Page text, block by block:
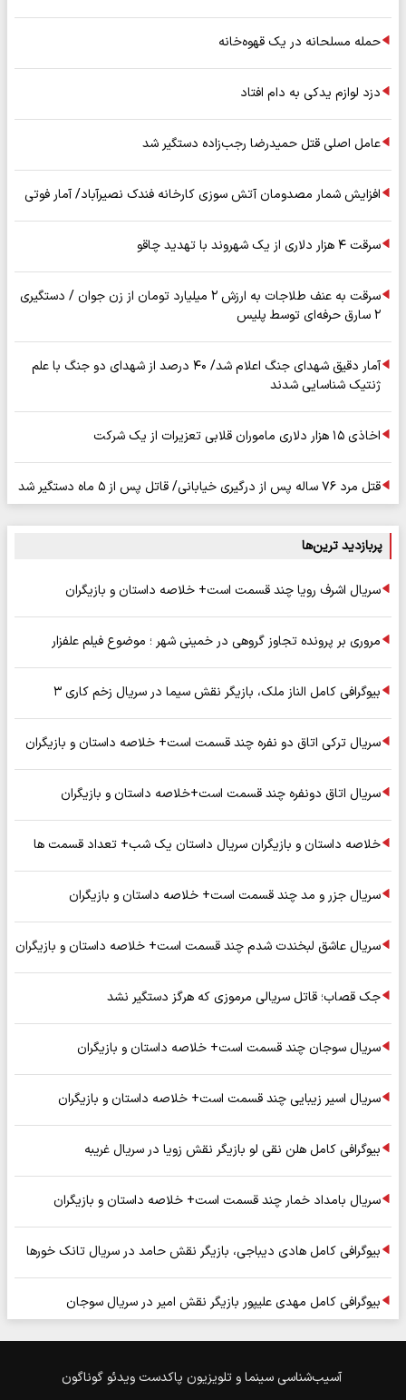
حمله مسلحانه در یک قهوه‌خانه
دزد لوازم یدکی به دام افتاد
عامل اصلی قتل حمیدرضا رجب‌زاده دستگیر شد
افزایش شمار مصدومان آتش سوزی کارخانه فندک نصیرآباد/ آمار فوتی
سرقت ۴ هزار دلاری از یک شهروند با تهدید چاقو
سرقت به عنف طلاجات به ارزش ۲ میلیارد تومان از زن جوان / دستگیری
۲ سارق حرفه‌ای توسط پلیس
آمار دقیق شهدای جنگ اعلام شد/ ۴۰ درصد از شهدای دو جنگ با علم
ژنتیک شناسایی شدند
اخاذی ۱۵ هزار دلاری ماموران قلابی تعزیرات از یک شرکت
قتل مرد ۷۶ ساله پس از درگیری خیابانی/ قاتل پس از ۵ ماه دستگیر شد
پربازدید ترین‌ها
سریال اشرف رویا چند قسمت است+ خلاصه داستان و بازیگران
مروری بر پرونده تجاوز گروهی در خمینی شهر ؛ موضوع فیلم علفزار
بیوگرافی کامل الناز ملک، بازیگر نقش سیما در سریال زخم کاری ۳
سریال ترکی اتاق دو نفره چند قسمت است+ خلاصه داستان و بازیگران
سریال اتاق دونفره چند قسمت است+خلاصه داستان و بازیگران
خلاصه داستان و بازیگران سریال داستان یک شب+ تعداد قسمت ها
سریال جزر و مد چند قسمت است+ خلاصه داستان و بازیگران
سریال عاشق لبخندت شدم چند قسمت است+ خلاصه داستان و بازیگران
جک قصاب؛ قاتل سریالی مرموزی که هرگز دستگیر نشد
سریال سوجان چند قسمت است+ خلاصه داستان و بازیگران
سریال اسیر زیبایی چند قسمت است+ خلاصه داستان و بازیگران
بیوگرافی کامل هلن نقی لو بازیگر نقش زویا در سریال غریبه
سریال بامداد خمار چند قسمت است+ خلاصه داستان و بازیگران
بیوگرافی کامل هادی دیباجی، بازیگر نقش حامد در سریال تانک خورها
بیوگرافی کامل مهدی علیپور بازیگر نقش امیر در سریال سوجان
آسیب‌شناسی سینما و تلویزیون پاکدست ویدئو گوناگون